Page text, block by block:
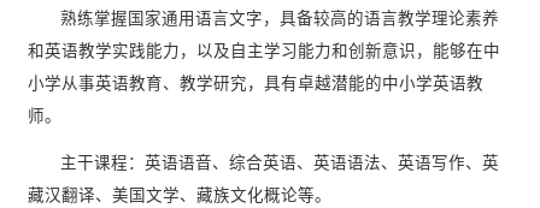
熟练掌握国家通用语言文字，具备较高的语言教学理论素养
和英语教学实践能力，以及自主学习能力和创新意识，能够在中
小学从事英语教育、教学研究，具有卓越潜能的中小学英语教
师。
主干课程：英语语音、综合英语、英语语法、英语写作、英
藏汉翻译、美国文学、藏族文化概论等。